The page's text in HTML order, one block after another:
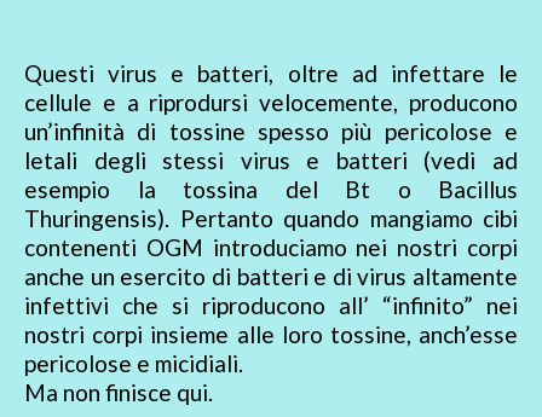
Questi virus e batteri, oltre ad infettare le
cellule e a riprodursi velocemente, producono
un’infinità di tossine spesso più pericolose e
letali degli stessi virus e batteri (vedi ad
esempio la tossina del Bt o Bacillus
Thuringensis). Pertanto quando mangiamo cibi
contenenti OGM introduciamo nei nostri corpi
anche un esercito di batteri e di virus altamente
infettivi che si riproducono all’ “infinito” nei
nostri corpi insieme alle loro tossine, anch’esse
pericolose e micidiali.
Ma non finisce qui.